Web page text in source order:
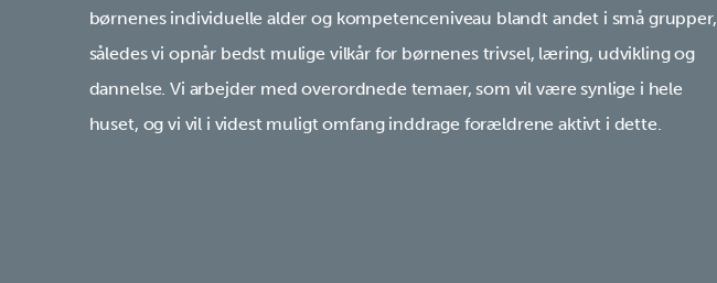
børnenes individuelle alder og kompetenceniveau blandt andet i små grupper,
således vi opnår bedst mulige vilkår for børnenes trivsel, læring, udvikling og
dannelse. Vi arbejder med overordnede temaer, som vil være synlige i hele
huset, og vi vil i videst muligt omfang inddrage forældrene aktivt i dette.